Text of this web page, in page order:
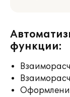
функции: